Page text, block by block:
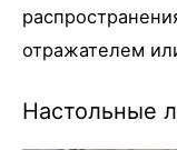
отражателем
Настольные